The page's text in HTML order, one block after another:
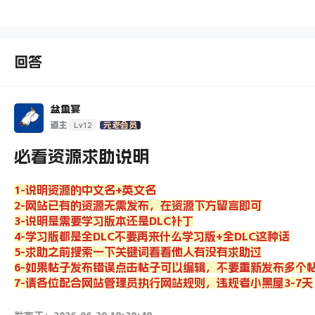
回答
盆鱼宴
道主 Lv12 元老会员
必看资源求助说明
1-说明资源的中文名+英文名
2-网站已有的资源无需发布，在资源下方留言即可
3-说明是需要学习版本还是DLC补丁
4-学习版都是全DLC不要再来什么学习版+全DLC这种话
5-求助之前搜索一下关键词看看他人有没有求助过
6-如果帖子发布错误点击帖子可以编辑，不要重新发布多个
7-请各位配合网站管理员执行网站规则，违规者小黑屋3-7天